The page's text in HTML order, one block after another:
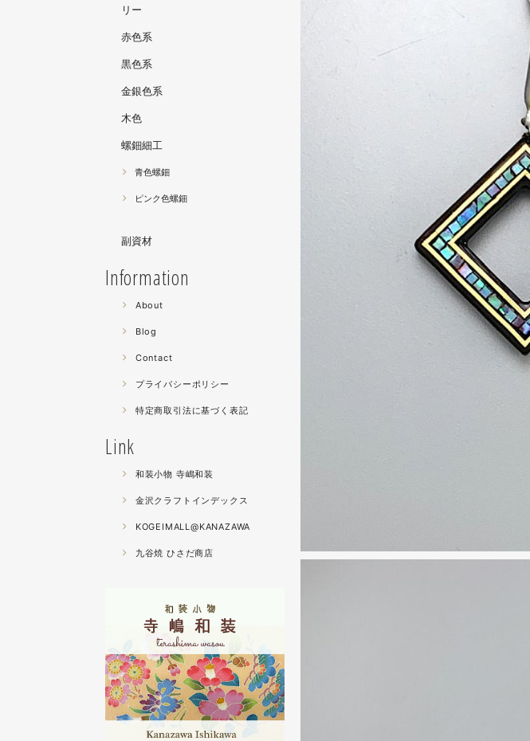
リー
赤色系
黒色系
金銀色系
木色
螺鈿細工
青色螺鈿
ピンク色螺鈿
副資材
Information
About
Blog
Contact
プライバシーポリシー
特定商取引法に基づく表記
Link
和装小物 寺嶋和装
金沢クラフトインデックス
KOGEIMALL@KANAZAWA
九谷焼 ひさだ商店